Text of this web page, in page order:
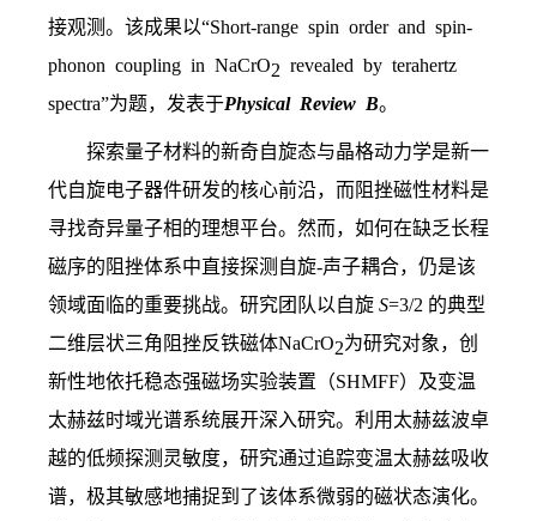
接观测。该成果以“Short-range spin order and spin-
phonon coupling in NaCrO2 revealed by terahertz
spectra”为题，发表于Physical Review B。
探索量子材料的新奇自旋态与晶格动力学是新一
代自旋电子器件研发的核心前沿，而阻挫磁性材料是
寻找奇异量子相的理想平台。然而，如何在缺乏长程
磁序的阻挫体系中直接探测自旋-声子耦合，仍是该
领域面临的重要挑战。研究团队以自旋 S=3/2 的典型
二维层状三角阻挫反铁磁体NaCrO2为研究对象，创
新性地依托稳态强磁场实验装置（SHMFF）及变温
太赫兹时域光谱系统展开深入研究。利用太赫兹波卓
越的低频探测灵敏度，研究通过追踪变温太赫兹吸收
谱，极其敏感地捕捉到了该体系微弱的磁状态演化。